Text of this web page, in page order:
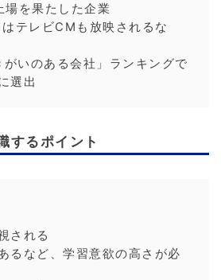
場を果たした企業
はテレビCMも放映されるな
いのある会社」ランキングで
選出
るポイント
される
るなど、学習意欲の高さが必